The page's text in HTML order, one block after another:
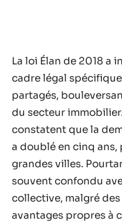
La loi Élan de 2018 a
cadre légal
partagés,
du secteur
constatent que la
a doublé en cinq
grandes villes.
souvent confondu
collective, malgré
avantages propres à